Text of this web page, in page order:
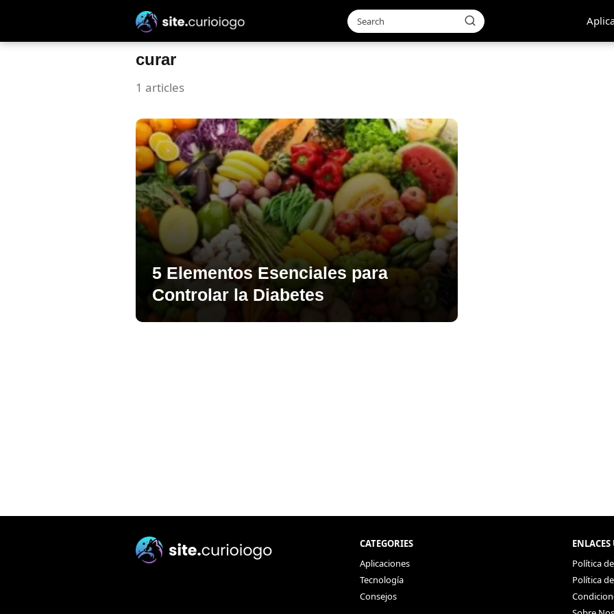
curar
1 articles
5 Elementos Esenciales para
Controlar la Diabetes
CATEGORIES
Aplicaciones
Tecnología
Consejos
Política
Política